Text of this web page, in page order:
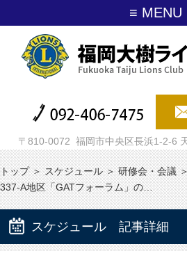
≡ MENU
〒810-0072 福岡市中央区長浜1-2-6
トップ＞ スケジュール＞ 研修会・会議
337-A地区「GATフォーラム」の…
スケジュール 記事詳細